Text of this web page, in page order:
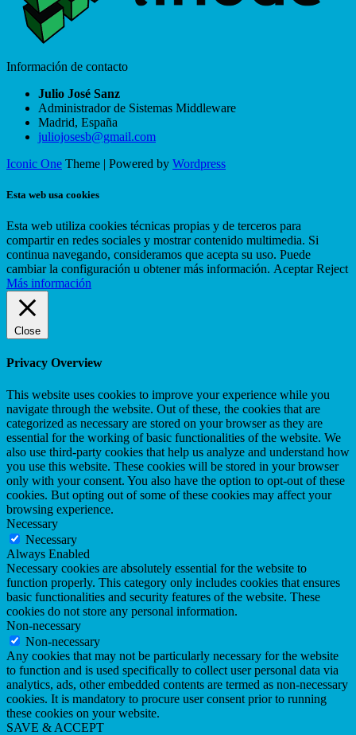
Información de contacto
Julio José Sanz
Administrador de Sistemas Middleware
Madrid, España
juliojosesb@gmail.com
Iconic One Theme | Powered by Wordpress
Esta web usa cookies
Esta web utiliza cookies técnicas propias y de terceros para
compartir en redes sociales y mostrar contenido multimedia. Si
continua navegando, consideramos que acepta su uso. Puede
cambiar la configuración u obtener más información. Aceptar Reject
Más información
Close
Privacy Overview
This website uses cookies to improve your experience while you
navigate through the website. Out of these, the cookies that are
categorized as necessary are stored on your browser as they are
essential for the working of basic functionalities of the website. We
also use third-party cookies that help us analyze and understand how
you use this website. These cookies will be stored in your browser
only with your consent. You also have the option to opt-out of these
cookies. But opting out of some of these cookies may affect your
browsing experience.
Necessary
Necessary
Always Enabled
Necessary cookies are absolutely essential for the website to
function properly. This category only includes cookies that ensures
basic functionalities and security features of the website. These
cookies do not store any personal information.
Non-necessary
Non-necessary
Any cookies that may not be particularly necessary for the website
to function and is used specifically to collect user personal data via
analytics, ads, other embedded contents are termed as non-necessary
cookies. It is mandatory to procure user consent prior to running
these cookies on your website.
SAVE & ACCEPT